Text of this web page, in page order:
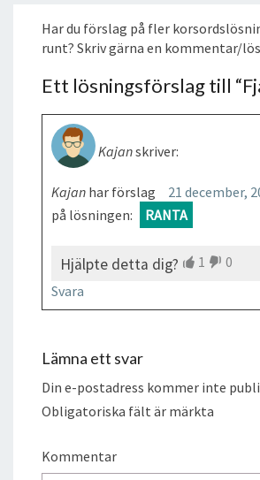
Har du förslag på fler
runt? Skriv gärna en kommentar/
Ett lösningsförslag till “
Kajanskriver:
21 december,
Kajan har förslag
på lösningen:
RANTA
Hjälpte detta dig? 1
0
Svara
Lämna ett svar
Din e-postadress kommer inte
Obligatoriska fält är märkta
Kommentar